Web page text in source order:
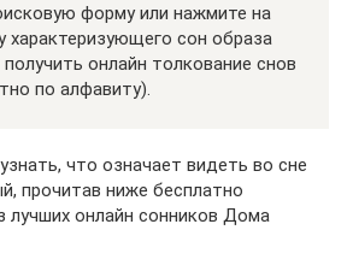
форму или нажмите на
характеризующего сон образа
онлайн толкование снов
по алфавиту).
что означает видеть во сне
прочитав ниже бесплатно
лучших онлайн сонников Дома